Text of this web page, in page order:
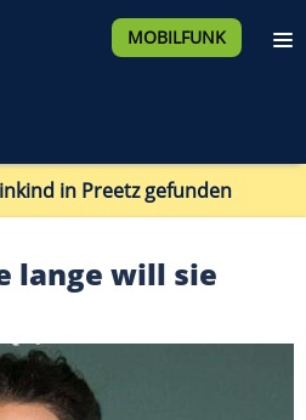
MOBILFUNK
in Preetz gefunden
lange will sie